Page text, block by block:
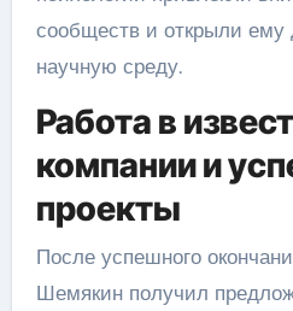
сообществ и открыли
научную среду.
Работа в
компании и
проекты
После успешного
Шемякин получил